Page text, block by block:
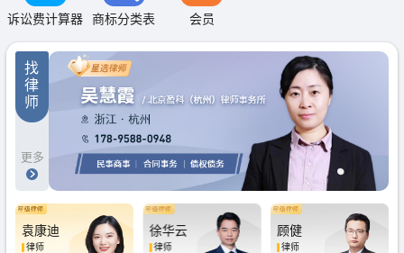
诉讼费计算器 商标分类表 会员
找
律
师
更多
袁康迪
律师
徐华云
律师
顾健
律师